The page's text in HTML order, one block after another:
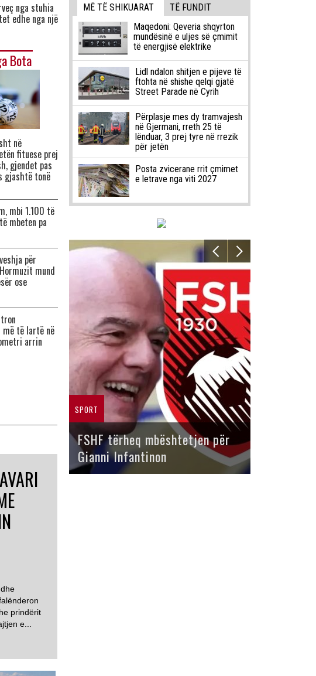
nga stuhia
edhe nga një
Bota
në
fituese prej
gjendet pas
gjashtë tonë
mbi 1.100 të
mbeten pa
për
mund
ose
të lartë në
arrin
prindërit
e...
MË TË SHIKUARAT
TË FUNDIT
Maqedoni: Qeveria shqyrton
mundësinë e uljes së çmimit
të energjisë elektrike
Lidl ndalon shitjen e pijeve të
ftohta në shishe qelqi gjatë
Street Parade në Cyrih
Përplasje mes dy tramvajesh
në Gjermani, rreth 25 të
lënduar, 3 prej tyre në rrezik
për jetën
Posta zvicerane rrit çmimet
e letrave nga viti 2027
SPORT
FSHF tërheq mbështetjen për
Gianni Infantinon